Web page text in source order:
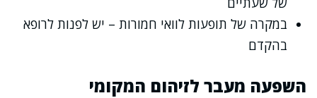
במקרה של תופעות לוואי חמורות – יש לפנות לרופא
בהקדם
השפעה מעבר לזיהום המקומי